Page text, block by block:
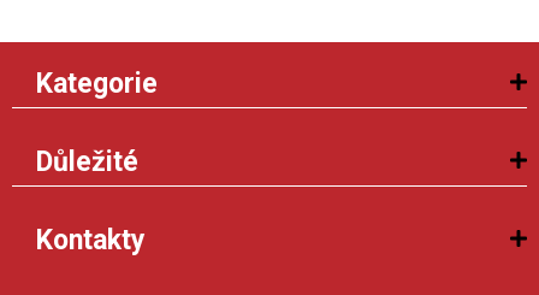
Kategorie
Důležité
Kontakty